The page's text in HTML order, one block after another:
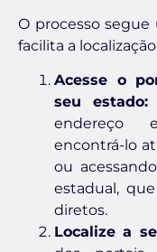
O processo
facilita a
Acesse o
seu estado:
endereço
encontrá-lo
ou
estadual,
diretos.
Localize a